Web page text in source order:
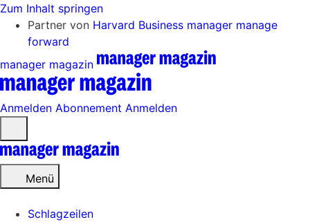
Zum Inhalt springen
Partner von Harvard Business manager manage
forward
manager magazin
Anmelden Abonnement Anmelden
öffnen
Menü
Schlagzeilen